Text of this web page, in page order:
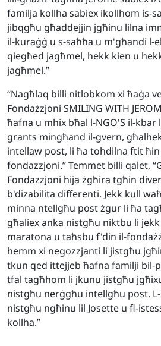
familja kollha sabiex ikollhom is-
jibqgħu għaddejjin jgħinu lilna
il-kuraġġ u s-saħħa u m'għandi l-
qiegħed jagħmel, hekk kien u
jagħmel.”
“Nagħlaq billi nitlobkom xi ħaġa
Fondażzjoni SMILING WITH
ħafna u mhix bħal l-NGO'S il-kbar
grants mingħand il-gvern,
intellaw post, li ħa tohdilna ftit
fondazzjoni.” Temmet billi qalet,
Fondazzjoni hija żgħira tgħin
b'dizabilita differenti. Jekk kull
minna ntellgħu post żgur li ħa
għaliex anka nistgħu niktbu li
maratona u taħsbu f'din il-
hemm xi negozzjanti li jistgħu
tkun qed ittejjeb ħafna familji bil-
tfal tagħhom li jkunu jistgħu
nistgħu nerġgħu intellgħu post.
nistgħu ngħinu lil Josette u fl-
kollha.”